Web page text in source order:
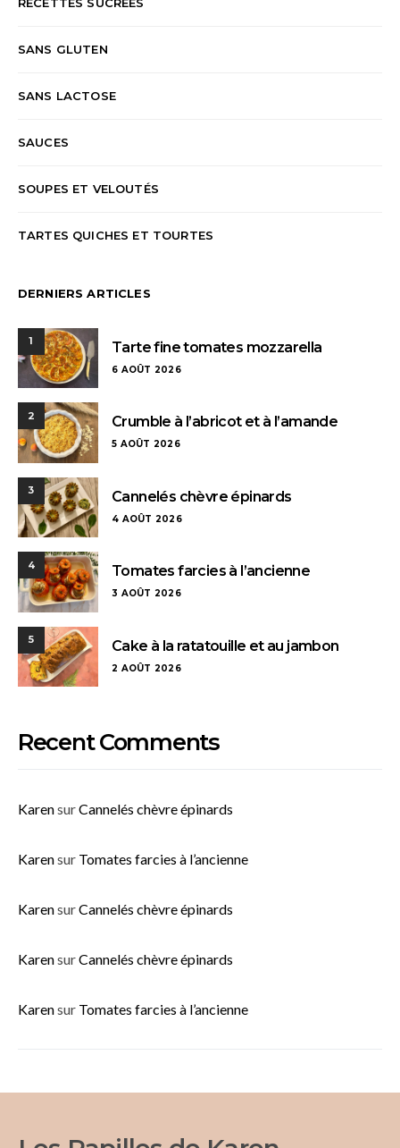
SANS GLUTEN
SANS LACTOSE
SAUCES
SOUPES ET VELOUTÉS
TARTES QUICHES ET TOURTES
DERNIERS ARTICLES
1 Tarte fine tomates mozzarella
6 AOÛT 2026
2 Crumble à l’abricot et à l’amande
5 AOÛT 2026
3 Cannelés chèvre épinards
4 AOÛT 2026
4 Tomates farcies à l’ancienne
3 AOÛT 2026
5 Cake à la ratatouille et au jambon
2 AOÛT 2026
Recent Comments
KarensurCannelés chèvre épinards
Karensur Tomates farcies à l’ancienne
KarensurCannelés chèvre épinards
KarensurCannelés chèvre épinards
Karensur Tomates farcies à l’ancienne